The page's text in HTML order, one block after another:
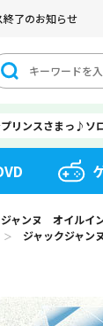
終了のお知らせ
リンスさまっ♪ソ
ジャンヌ オイルイ
＞ ジャックジャンヌ